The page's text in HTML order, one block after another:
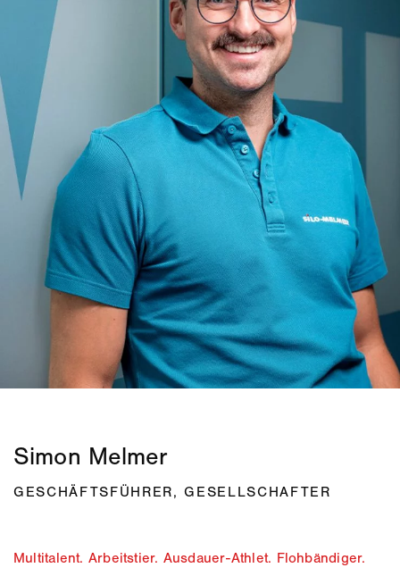
Simon Melmer
GESCHÄFTSFÜHRER, GESELLSCHAFTER
Multitalent. Arbeitstier. Ausdauer-Athlet. Flohbändiger.